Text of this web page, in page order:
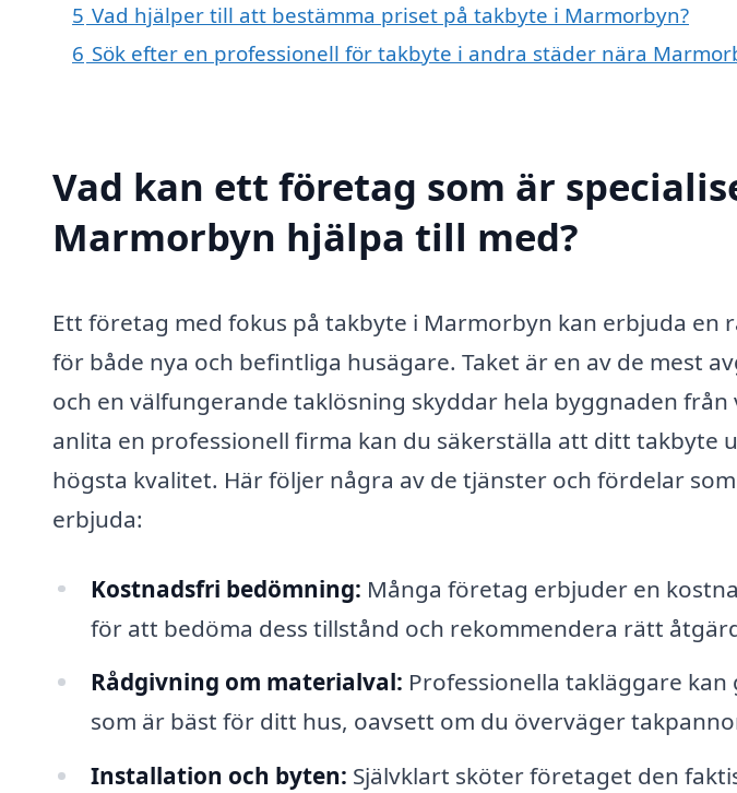
5 Vad hjälper till att bestämma priset på takbyte i Marmorbyn?
6 Sök efter en professionell för takbyte i andra städer nära
Vad kan ett företag som är
Marmorbyn hjälpa till med?
Ett företag med fokus på takbyte i Marmorbyn kan erbjuda en
för både nya och befintliga husägare. Taket är en av de mest
och en välfungerande taklösning skyddar hela byggnaden
anlita en professionell firma kan du säkerställa att ditt takbyte
högsta kvalitet. Här följer några av de tjänster och fördelar
erbjuda:
Kostnadsfri bedömning: Många företag erbjuder en
för att bedöma dess tillstånd och rekommendera rätt
Rådgivning om materialval: Professionella takläggare
som är bäst för ditt hus, oavsett om du överväger
Installation och byten: Självklart sköter företaget den